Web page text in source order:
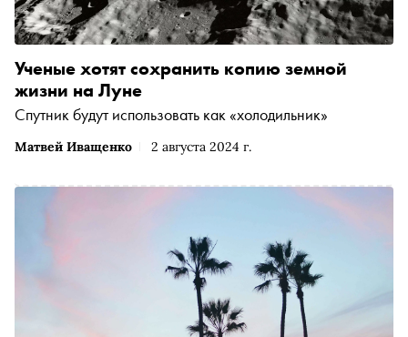
Матвей Иващенко 2 августа 2024 г.
Ученые хотят сохранить копию земной
жизни на Луне
Спутник будут использовать как «холодильник»